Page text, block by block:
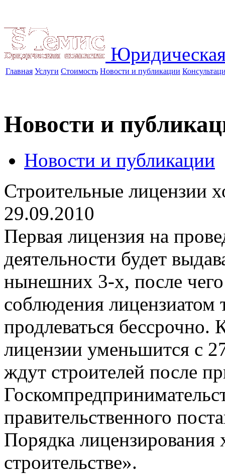
Главная Услуги Стоимость Новости и публикации
Новости и
Новости и публикации
Строительные лицензии
29.09.2010
Первая лицензия на
деятельности будет
нынешних 3-х, после
соблюдения лицензиатом
продлеваться
лицензии уменьшится с
ждут строителей после
правительственного
Порядка лицензирования
строительстве».